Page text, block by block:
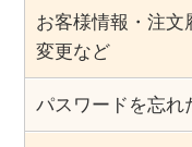
お客様情報・注文
変更など
パスワードを忘れ